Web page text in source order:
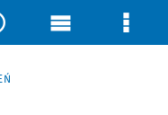
Menu Menu